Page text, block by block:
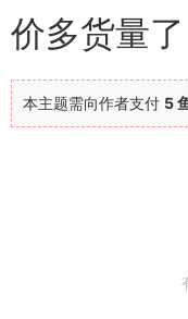
价多货量
本主题需向作者支付 5